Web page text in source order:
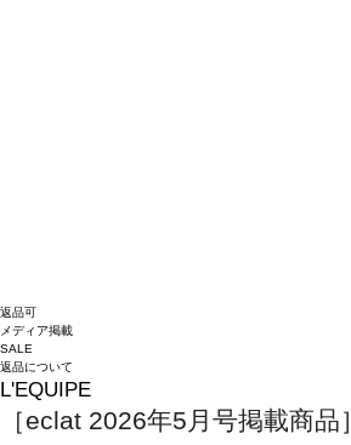
返品可
メディア掲載
SALE
返品について
L'EQUIPE
［eclat 2026年5月号掲載商